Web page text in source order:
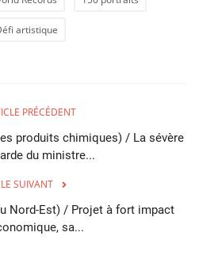
artistique
PRÉCÉDENT
produits chimiques) / La sévère
du ministre...
SUIVANT
Nord-Est) / Projet à fort impact
sa...